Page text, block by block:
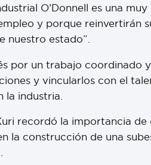
O’Donnell es una
y porque reinvertirán
nuestro estado”.
por un trabajo coordinado
y vincularlos con el
la industria.
recordó la importancia
la construcción de una